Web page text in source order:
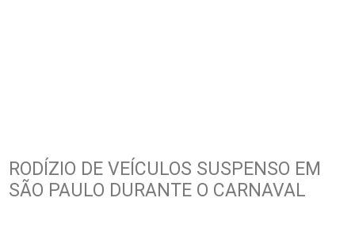
RODÍZIO DE VEÍCULOS SUSPENSO EM
SÃO PAULO DURANTE O CARNAVAL